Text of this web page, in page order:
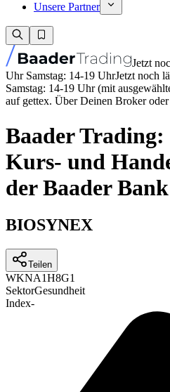
Unsere Partner
Jetzt
Uhr Samstag: 14-19 UhrJetzt noch
Samstag: 14-19 Uhr (mit
auf gettex. Über Deinen Broker
Baader
Kurs- und
der Baader Bank
BIOSYNEX
Teilen
WKNA1H8G1
SektorGesundheit
Index-